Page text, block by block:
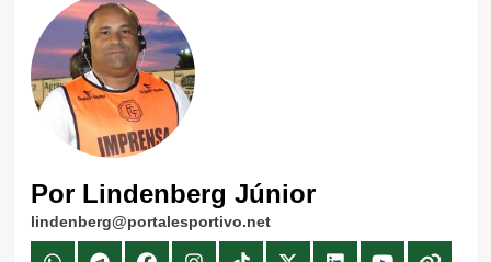
Por Lindenberg Júnior
lindenberg@portalesportivo.net